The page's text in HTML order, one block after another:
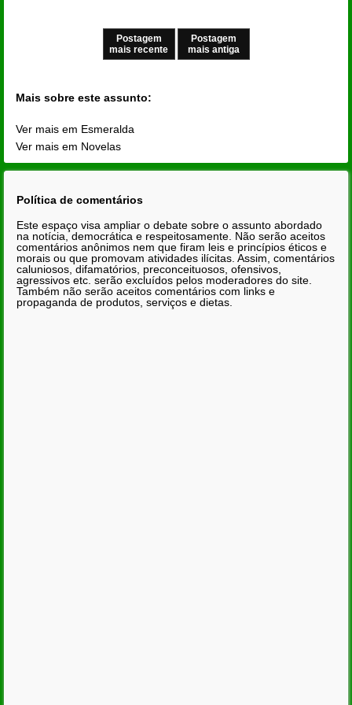
Postagem
mais recente
Postagem
mais antiga
Mais sobre este assunto:
Ver mais em Esmeralda
Ver mais em Novelas
Política de comentários
Este espaço visa ampliar o debate sobre o assunto abordado
na notícia, democrática e respeitosamente. Não serão aceitos
comentários anônimos nem que firam leis e princípios éticos e
morais ou que promovam atividades ilícitas. Assim, comentários
caluniosos, difamatórios, preconceituosos, ofensivos,
agressivos etc. serão excluídos pelos moderadores do site.
Também não serão aceitos comentários com links e
propaganda de produtos, serviços e dietas.